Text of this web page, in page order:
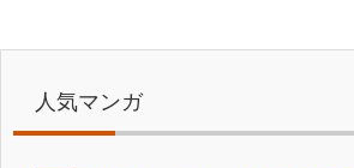
人気マンガ